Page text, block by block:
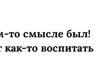
то смысле был!
то воспитать